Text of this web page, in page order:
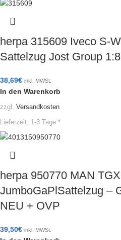
herpa 315609 Iveco S-
Sattelzug Jost Group
38,69€ inkl. MWSt.
In den Warenkorb
zzgl. Versandkosten
Lieferzeit: 1-3 Tage *
herpa 950770 MAN
JumboGaPlSattelzug –
NEU + OVP
39,50€ inkl. MWSt.